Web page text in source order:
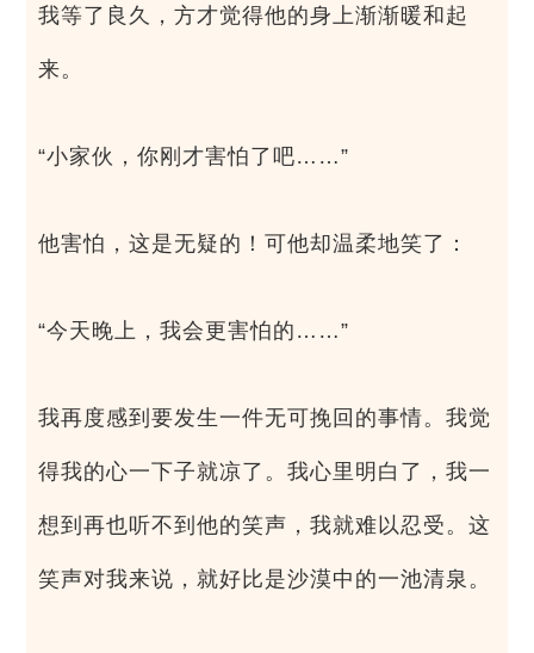
我等了良久，方才觉得他的身上渐渐暖和起
来。
“小家伙，你刚才害怕了吧……”
他害怕，这是无疑的！可他却温柔地笑了：
“今天晚上，我会更害怕的……”
我再度感到要发生一件无可挽回的事情。我觉
得我的心一下子就凉了。我心里明白了，我一
想到再也听不到他的笑声，我就难以忍受。这
笑声对我来说，就好比是沙漠中的一池清泉。